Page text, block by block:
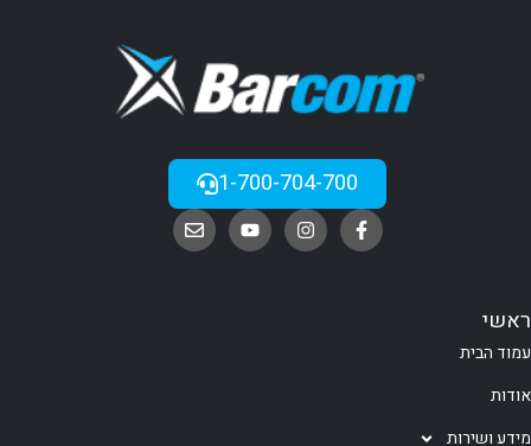
1-700-704-700
ראשי
עמוד הבית
אודות
מידע ושירות